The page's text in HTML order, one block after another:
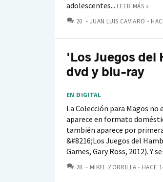
adolescentes... LEER MÁS »
20 COMENTARIOS
JUAN LUIS CAVIARO
'Los Juegos del
dvd y blu-ray
EN DIGITAL
La Colección para Magos no
aparece en formato
también aparece por
&#8216;Los Juegos del
Games, Gary Ross, 2012). Y
28 COMENTARIOS
MIKEL ZORRILLA HACE